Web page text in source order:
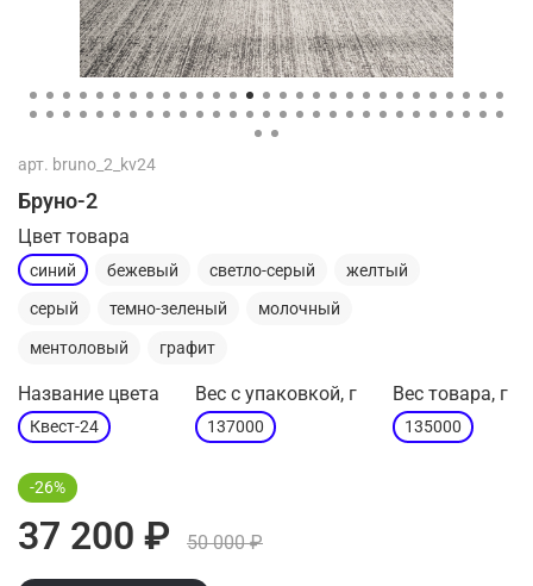
арт. bruno_2_kv24
Бруно-2
Цвет товара
синий бежевый светло-серый желтый
серый темно-зеленый молочный
ментоловый графит
Название цвета
Квест-24
Вес с упаковкой, г
137000
Вес товара, г
135000
-26%
37 200 ₽ 50 000 ₽